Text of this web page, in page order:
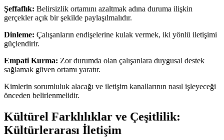
Şeffaflık: Belirsizlik ortamını azaltmak adına duruma ilişkin
gerçekler açık bir şekilde paylaşılmalıdır.
Dinleme: Çalışanların endişelerine kulak vermek, iki yönlü iletişimi
güçlendirir.
Empati Kurma: Zor durumda olan çalışanlara duygusal destek
sağlamak güven ortamı yaratır.
Kimlerin sorumluluk alacağı ve iletişim kanallarının nasıl işleyeceği
önceden belirlenmelidir.
Kültürel Farklılıklar ve Çeşitlilik:
Kültürlerarası İletişim